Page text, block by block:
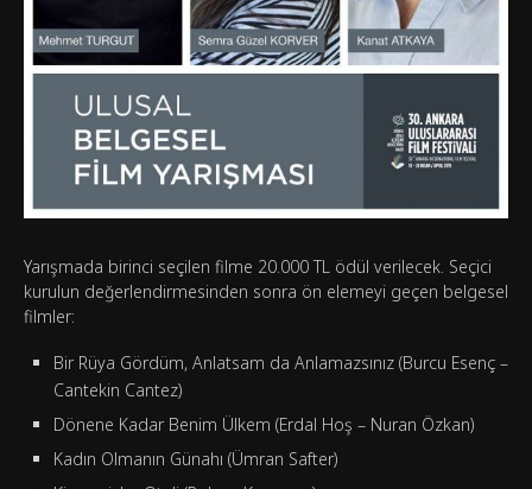
Yarışmada birinci seçilen filme 20.000 TL ödül verilecek. Seçici
kurulun değerlendirmesinden sonra ön elemeyi geçen belgesel
filmler:
Bir Rüya Gördüm, Anlatsam da Anlamazsınız (Burcu Esenç –
Cantekin Cantez)
Dönene Kadar Benim Ülkem (Erdal Hoş – Nuran Özkan)
Kadın Olmanın Günahı (Ümran Safter)